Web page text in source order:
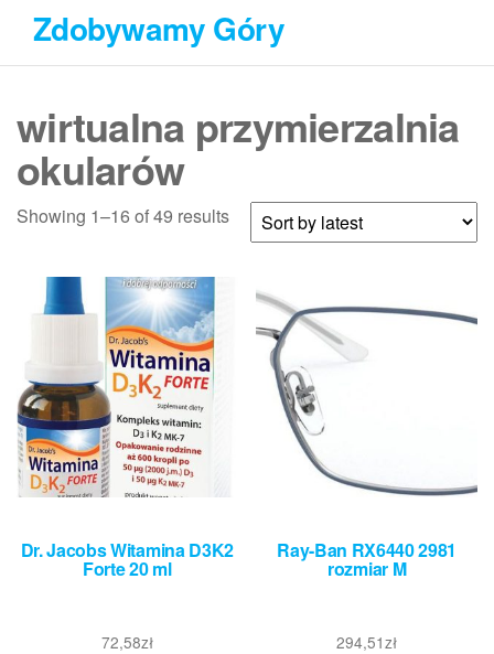
Przejdź
treści
Zdobywamy Góry
wirtualna przymierzalnia
okularów
Showing 1–16 of 49 results
Dr. Jacobs Witamina D3K2
Forte 20 ml
72,58zł
Ray-Ban RX6440 2981
rozmiar M
294,51zł